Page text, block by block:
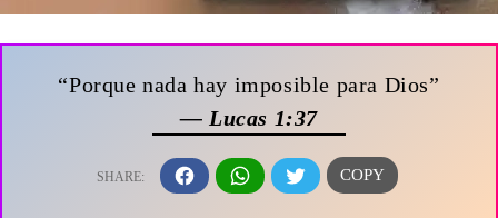
“Porque nada hay imposible para Dios”
— Lucas 1:37